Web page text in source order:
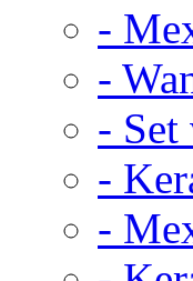
-
-
- Set
-
-